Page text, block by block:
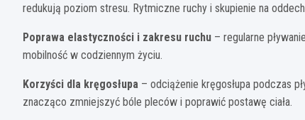
redukują poziom stresu. Rytmiczne ruchy i skupienie na
Poprawa elastyczności i zakresu ruchu – regularne
mobilność w codziennym życiu.
Korzyści dla kręgosłupa – odciążenie kręgosłupa podczas
znacząco zmniejszyć bóle pleców i poprawić postawę ciała.